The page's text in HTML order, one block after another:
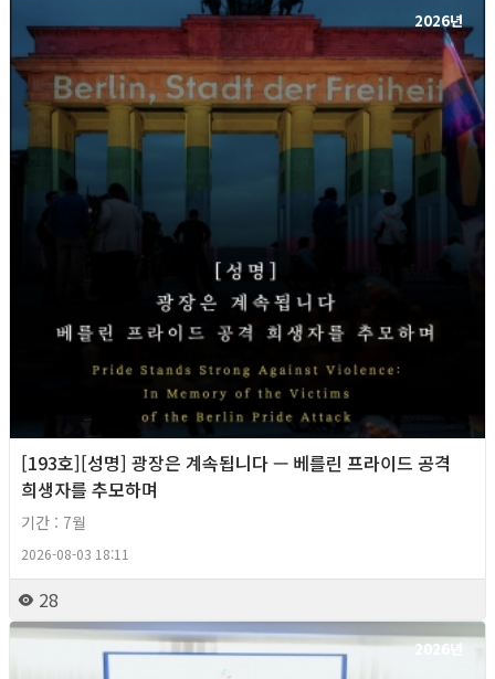
2026년
[193호][성명] 광장은 계속됩니다 — 베를린 프라이드 공격
희생자를 추모하며
기간 : 7월
2026-08-03 18:11
28
2026년